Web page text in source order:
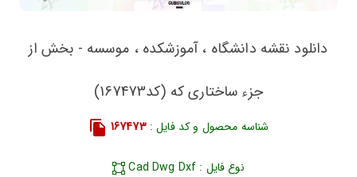
دانلود نقشه دانشگاه ، آموزشکده ، موسسه - بخش از
جزء ساختاری که (کد167473)
شناسه محصول و کد فایل :167473
نوع فایل : Cad Dwg Dxf